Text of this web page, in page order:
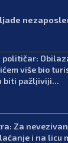
političar:
više bio
biti pažljiviji...
Za
i na licu